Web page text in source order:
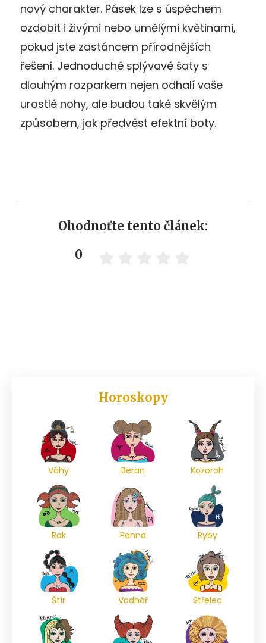
nový charakter. Pásek lze s úspěchem
ozdobit i živými nebo umělými květinami,
pokud jste zastáncem přírodnějších
řešení. Jednoduché splývavé šaty s
dlouhým rozparkem nejen odhalí vaše
urostlé nohy, ale budou také skvělým
způsobem, jak předvést efektní boty.
Ohodnoťte tento článek:
0
Horoskopy
Váhy Beran Kozoroh
Rak Panna Ryby
Štír Vodnář Střelec